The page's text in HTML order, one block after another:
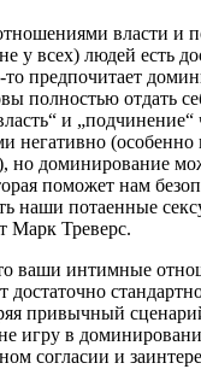
власти и
у всех) людей есть
предпочитает
полностью отдать
и „подчинение“
негативно (особенно
но доминирование
поможет нам
наши потаенные
Марк Треверс.
ваши интимные
достаточно
привычный
игру в
согласии и